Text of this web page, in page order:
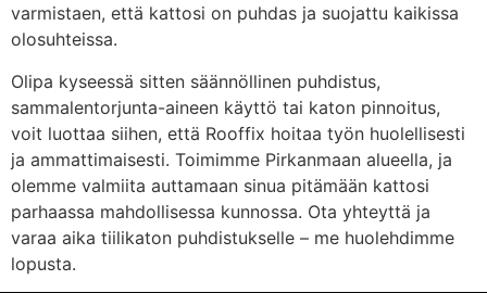
varmistaen, että kattosi on puhdas ja suojattu kaikissa
olosuhteissa.
Olipa kyseessä sitten säännöllinen puhdistus,
sammalentorjunta-aineen käyttö tai katon pinnoitus,
voit luottaa siihen, että Rooffix hoitaa työn huolellisesti
ja ammattimaisesti. Toimimme Pirkanmaan alueella, ja
olemme valmiita auttamaan sinua pitämään kattosi
parhaassa mahdollisessa kunnossa. Ota yhteyttä ja
varaa aika tiilikaton puhdistukselle – me huolehdimme
lopusta.